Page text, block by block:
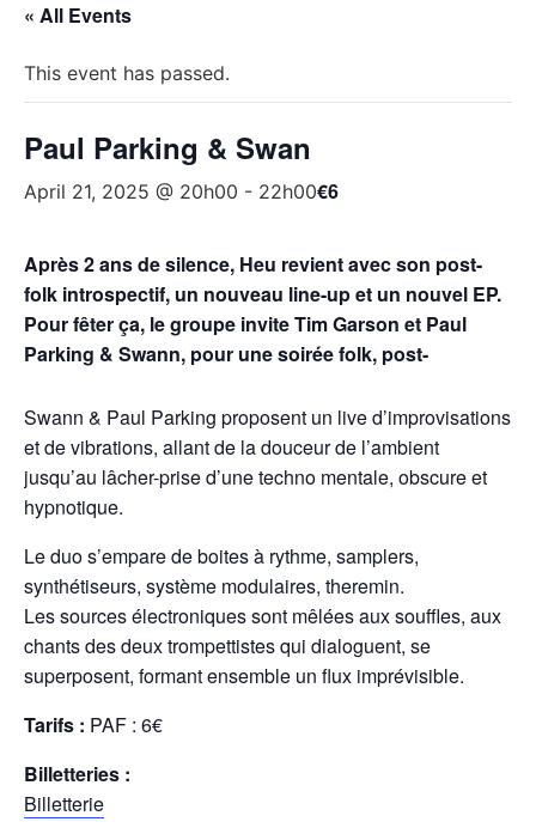
« All Events
This event has passed.
Paul Parking & Swan
April 21, 2025 @ 20h00 - 22h00€6
Après 2 ans de silence, Heu revient avec son post-
folk introspectif, un nouveau line-up et un nouvel EP.
Pour fêter ça, le groupe invite Tim Garson et Paul
Parking & Swann, pour une soirée folk, post-
Swann & Paul Parking proposent un live d’improvisations
et de vibrations, allant de la douceur de l’ambient
jusqu’au lâcher-prise d’une techno mentale, obscure et
hypnotique.
Le duo s’empare de boites à rythme, samplers,
synthétiseurs, système modulaires, theremin.
Les sources électroniques sont mêlées aux souffles, aux
chants des deux trompettistes qui dialoguent, se
superposent, formant ensemble un flux imprévisible.
Tarifs : PAF : 6€
Billetteries :
Billetterie